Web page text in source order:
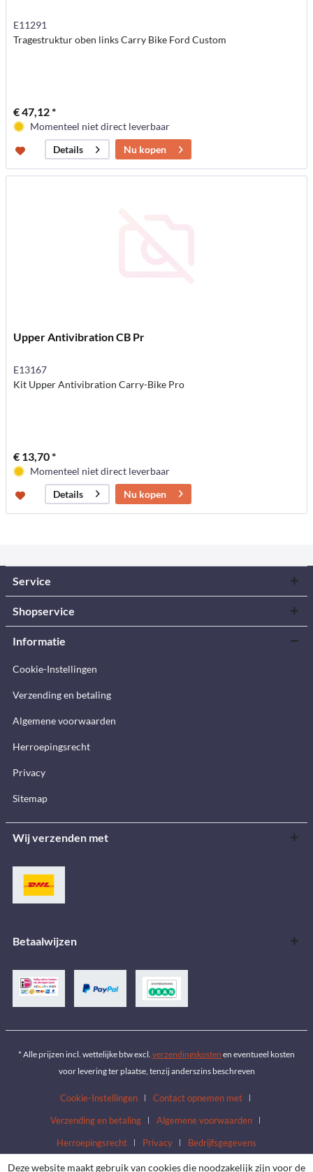
E11291
Tragestruktur oben links Carry Bike Ford Custom
€ 47,12 *
Momenteel niet direct leverbaar
Details
Nu kopen
Upper Antivibration CB Pr
E13167
Kit Upper Antivibration Carry-Bike Pro
€ 13,70 *
Momenteel niet direct leverbaar
Details
Nu kopen
Service
Shopservice
Informatie
Cookie-Instellingen
Verzending en betaling
Algemene voorwaarden
Herroepingsrecht
Privacy
Sitemap
Wij verzenden met
Betaalwijzen
* Alle prijzen incl. wettelijke btw excl. verzendingskosten en eventueel kosten
voor levering ter plaatse, tenzij anderszins beschreven
Cookie-Instellingen
Contact opnemen met
Verzending en betaling
Algemene voorwaarden
Herroepingsrecht
Privacy Bedrijfsgegevens
Deze website maakt gebruik van cookies die noodzakelijk zijn voor de